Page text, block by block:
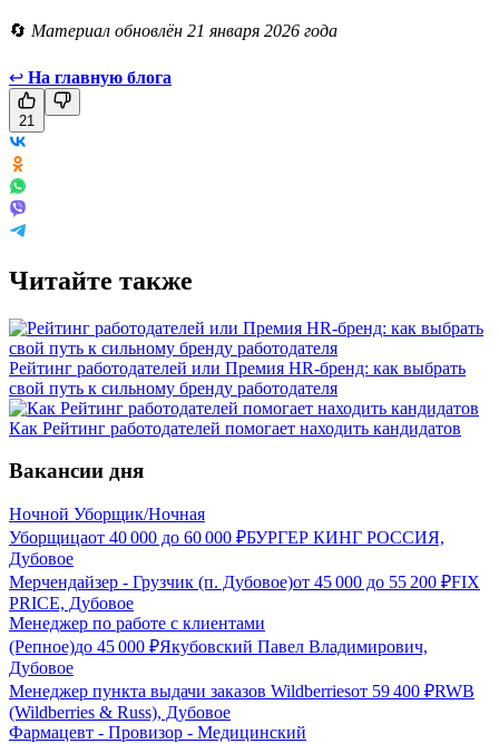
🔄 Материал обновлён 21 января 2026 года
↩ На главную блога
21
Читайте также
Рейтинг работодателей или Премия HR-бренд: как выбрать
свой путь к сильному бренду работодателя
Как Рейтинг работодателей помогает находить кандидатов
Вакансии дня
Ночной Уборщик/Ночная
Уборщицаот 40 000 до 60 000 ₽БУРГЕР КИНГ РОССИЯ,
Дубовое
Мерчендайзер - Грузчик (п. Дубовое)от 45 000 до 55 200 ₽FIX
PRICE, Дубовое
Менеджер по работе с клиентами
(Репное)до 45 000 ₽Якубовский Павел Владимирович,
Дубовое
Менеджер пункта выдачи заказов Wildberriesот 59 400 ₽RWB
(Wildberries & Russ), Дубовое
Фармацевт - Провизор - Медицинский